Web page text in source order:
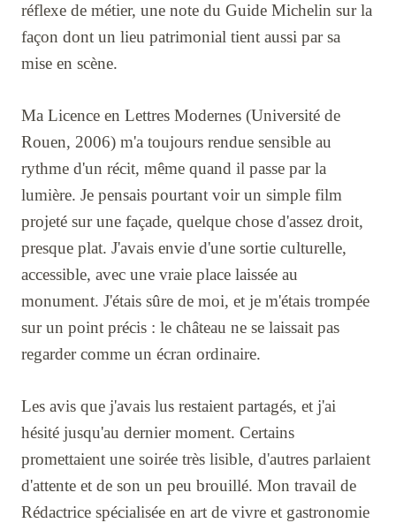
réflexe de métier, une note du Guide Michelin sur la
façon dont un lieu patrimonial tient aussi par sa
mise en scène.
Ma Licence en Lettres Modernes (Université de
Rouen, 2006) m'a toujours rendue sensible au
rythme d'un récit, même quand il passe par la
lumière. Je pensais pourtant voir un simple film
projeté sur une façade, quelque chose d'assez droit,
presque plat. J'avais envie d'une sortie culturelle,
accessible, avec une vraie place laissée au
monument. J'étais sûre de moi, et je m'étais trompée
sur un point précis : le château ne se laissait pas
regarder comme un écran ordinaire.
Les avis que j'avais lus restaient partagés, et j'ai
hésité jusqu'au dernier moment. Certains
promettaient une soirée très lisible, d'autres parlaient
d'attente et de son un peu brouillé. Mon travail de
Rédactrice spécialisée en art de vivre et gastronomie